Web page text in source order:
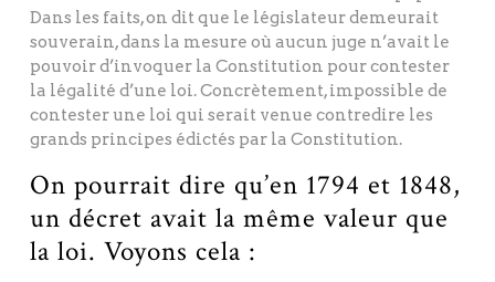
Dans les faits, on dit que le législateur demeurait
souverain, dans la mesure où aucun juge n’avait le
pouvoir d’invoquer la Constitution pour contester
la légalité d’une loi. Concrètement, impossible de
contester une loi qui serait venue contredire les
grands principes édictés par la Constitution.
On pourrait dire qu’en 1794 et 1848,
un décret avait la même valeur que
la loi. Voyons cela :